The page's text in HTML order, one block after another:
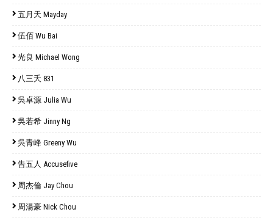
五月天 Mayday
伍佰 Wu Bai
光良 Michael Wong
八三夭 831
吳卓源 Julia Wu
吳若希 Jinny Ng
吳青峰 Greeny Wu
告五人 Accusefive
周杰倫 Jay Chou
周湯豪 Nick Chou